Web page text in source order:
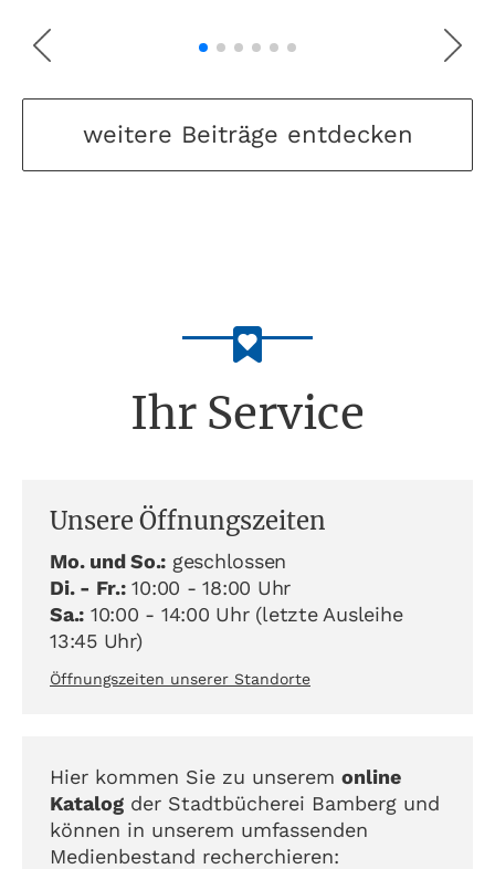
weitere Beiträge entdecken
Ihr Service
Unsere Öffnungszeiten
Mo. und So.: geschlossen
Di. - Fr.:10:00 - 18:00 Uhr
Sa.: 10:00 - 14:00 Uhr (letzte Ausleihe
13:45 Uhr)
Öffnungszeiten unserer Standorte
Hier kommen Sie zu unserem online
Katalog der Stadtbücherei Bamberg und
können in unserem umfassenden
Medienbestand recherchieren: